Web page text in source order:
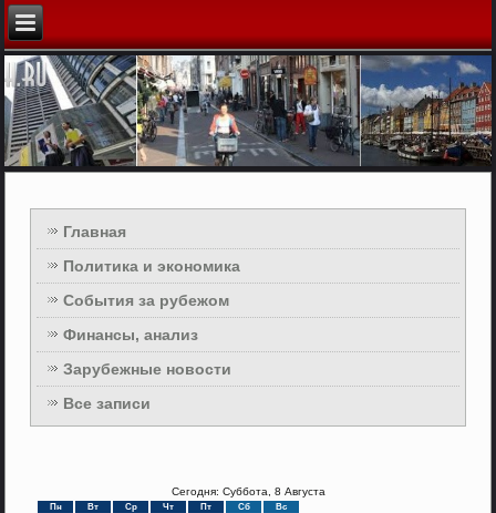
Главная
Политика и экономика
События за рубежом
Финансы, анализ
Зарубежные новости
Все записи
Сегодня: Суббота, 8 Августа
Пн Вт Ср Чт Пт Сб Вс